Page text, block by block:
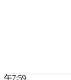
午7:59